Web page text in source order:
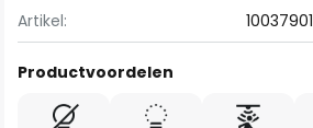
Artikel: 10037901
Productvoordelen